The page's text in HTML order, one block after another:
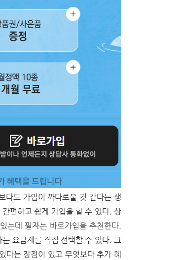
다도 가입이 까다로울 것 같다는 생
편하고 쉽게 가입을 할 수 있다. 상
는데 필자는 바로가입을 추천한다.
요금제를 직접 선택할 수 있다. 그
다는 장점이 있고 무엇보다 추가 혜